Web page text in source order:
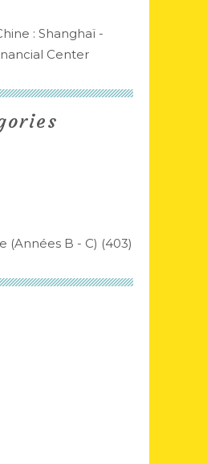
(années B - C) (403)
: Shanghaï -
Center